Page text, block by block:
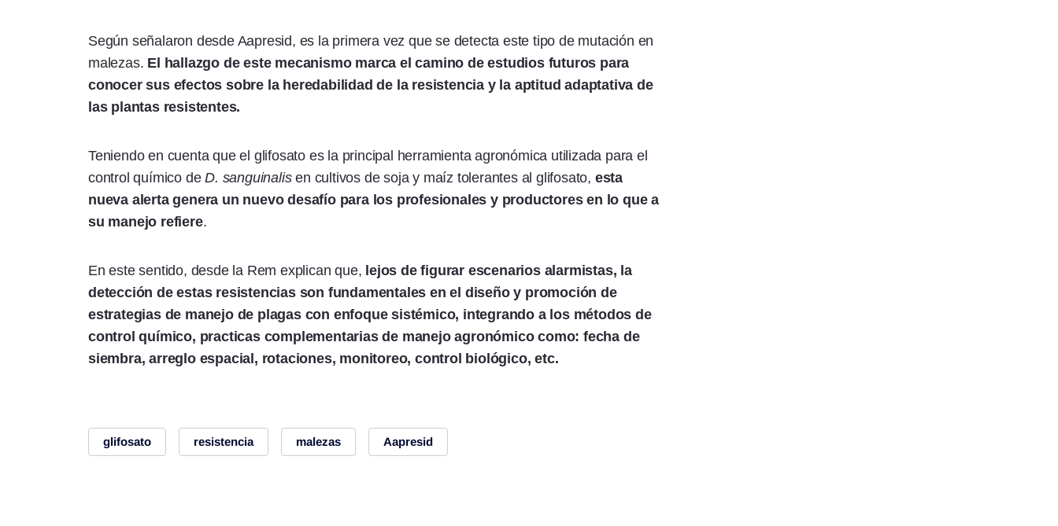
Según señalaron desde Aapresid, es la primera vez que se detecta este tipo de mutación en
malezas. El hallazgo de este mecanismo marca el camino de estudios futuros para
conocer sus efectos sobre la heredabilidad de la resistencia y la aptitud adaptativa de
las plantas resistentes.
Teniendo en cuenta que el glifosato es la principal herramienta agronómica utilizada para el
control químico deD. sanguinalisen cultivos de soja y maíz tolerantes al glifosato, esta
nueva alerta genera un nuevo desafío para los profesionales y productores en lo que a
su manejo refiere.
En este sentido, desde la Rem explican que, lejos de figurar escenarios alarmistas, la
detección de estas resistencias son fundamentales en el diseño y promoción de
estrategias de manejo de plagas con enfoque sistémico, integrando a los métodos de
control químico, practicas complementarias de manejo agronómico como: fecha de
siembra, arreglo espacial, rotaciones, monitoreo, control biológico, etc.
glifosato resistencia malezas Aapresid